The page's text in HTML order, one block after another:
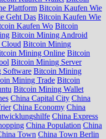
Plattform Bitcoin Kaufen Wie
Geht Das Bitcoin Kaufen Wie
Kaufen Wo Bitcoin
Bitcoin Mining Android
Bitcoin Mining
Mining Online Bitcoin
Bitcoin Mining Server
Bitcoin Mining
Mining Trade Bitcoin
Bitcoin Mining Wallet
China Capital City China
China Economy China
China Express
China Population China
Town China Town Berlin